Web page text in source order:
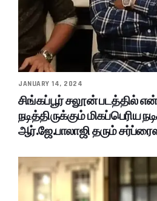
JANUARY 14, 2024
சிங்கப்பூர் சலூன் படத்தில்
நடித்திருக்கும் மிகப்பெரிய
ஆர்.ஜே.பாலாஜி தரும்